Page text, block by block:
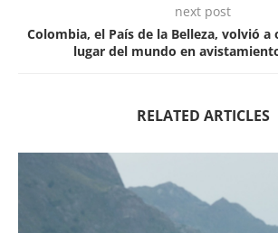
next post
Colombia, el País de la Belleza, volvió
lugar del mundo en
RELATED ARTICLES